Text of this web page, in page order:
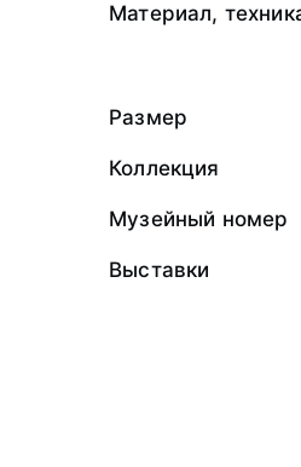
Материал,
Размер
Коллекция
Музейный номер
Выставки